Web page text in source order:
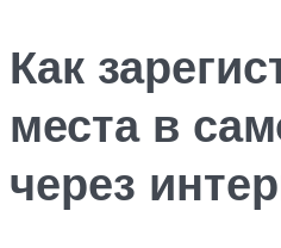
Как
места в
через